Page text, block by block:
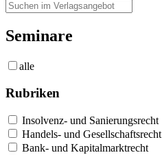
Seminare
alle
Rubriken
Insolvenz- und Sanierungsrecht
Handels- und Gesellschaftsrecht
Bank- und Kapitalmarktrecht